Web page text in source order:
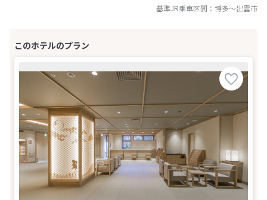
基準JR乗車区間： 博多～出雲市